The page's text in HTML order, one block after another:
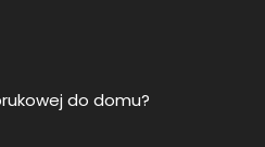
do domu?